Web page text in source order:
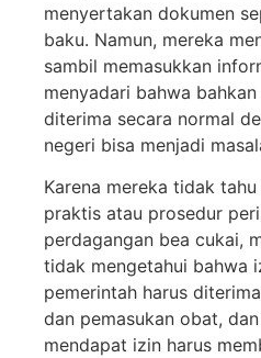
menyertakan dokumen
baku. Namun, mereka
sambil memasukkan
menyadari bahwa
diterima secara normal
negeri bisa menjadi
Karena mereka tidak
praktis atau prosedur
perdagangan bea cukai,
tidak mengetahui bahwa
pemerintah harus
dan pemasukan obat,
mendapat izin harus